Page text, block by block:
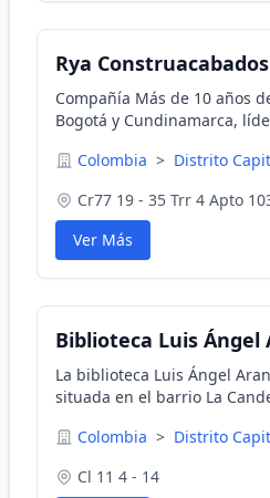
Rya Construacabados
Compañía Más de 10 años
Bogotá y Cundinamarca,
Colombia > Distrito
Cr77 19 - 35 Trr 4 Apto
Ver Más
Biblioteca Luis Ángel
La biblioteca Luis Ángel
situada en el barrio La
Colombia > Distrito
Cl 11 4 - 14